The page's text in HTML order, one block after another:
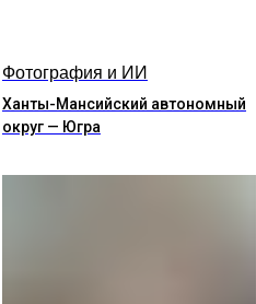
Фотография и ИИ
Ханты-Мансийский автономный
округ — Югра